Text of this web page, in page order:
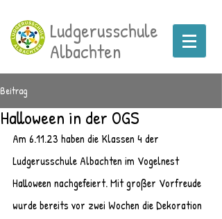
Ludgerusschule
Albachten
Beitrag
Halloween in der OGS
Am 6.11.23 haben die Klassen 4 der
Ludgerusschule Albachten im Vogelnest
Halloween nachgefeiert. Mit großer Vorfreude
wurde bereits vor zwei Wochen die Dekoration